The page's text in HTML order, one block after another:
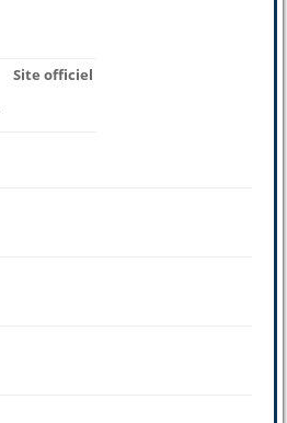
Site officiel